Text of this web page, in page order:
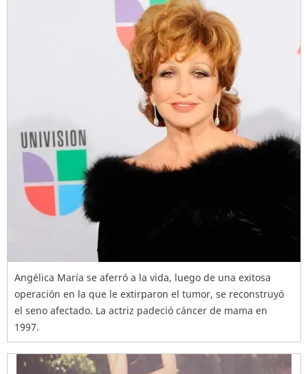
Angélica María se aferró a la vida, luego de una exitosa
operación en la que le extirparon el tumor, se reconstruyó
el seno afectado. La actriz padeció cáncer de mama en
1997.